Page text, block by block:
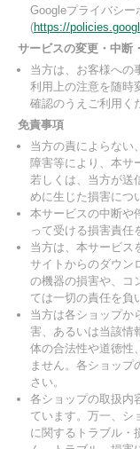
Googleプライバシー
(https://
サービスの変更・中断
当方は、お客様への
利用上の注意を随時
確認のうえご利用く
免責事項
当方の責によらない
障害等により、本サ
若しくは、当方が送
めに生じた損害につ
本サービスの中断や
って受ける損害責任
当方は、本サービス
サイトからのダウン
の機器の損害や、コ
ては一切の責任を負
当方は各ショップか
害、あるいは当該情
体の合法性や道徳性
ません。各ショップ
さい。
各ショップの取扱内
ています。万一、シ
に関するトラブル・